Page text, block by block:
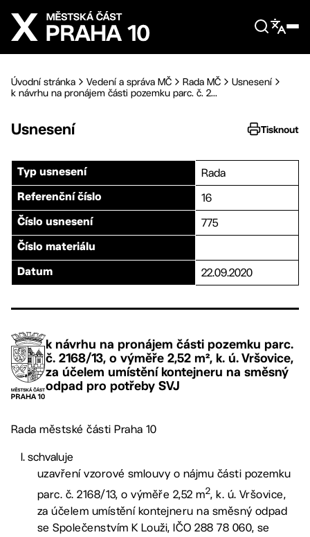
Přejít na hlavní obsah
Úvodní stránka Vedení a správa MČ Rada MČ
Usnesení
k návrhu na pronájem části pozemku parc. č. 2...
Usnesení Tisknout
Typ usnesení Rada
Referenční číslo 16
Číslo usnesení 775
Číslo materiálu
Datum 22.09.2020
k návrhu na pronájem části pozemku parc.
č. 2168/13, o výměře 2,52 m², k. ú. Vršovice,
za účelem umístění kontejneru na směsný
odpad pro potřeby SVJ
Rada městské části Praha 10
schvaluje
uzavření vzorové smlouvy o nájmu části pozemku
parc. č. 2168/13, o výměře 2,52 m2, k. ú. Vršovice,
za účelem umístění kontejneru na směsný odpad
se Společenstvím K Louži, IČO 288 78 060, se